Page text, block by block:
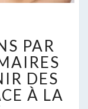
PAR
DES
À LA